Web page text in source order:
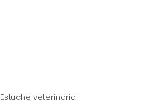
Estuche veterinaria